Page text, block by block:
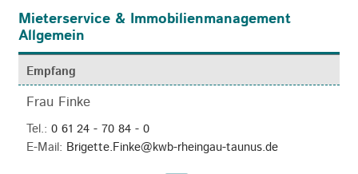
Mieterservice & Immobilienmanagement
Allgemein
Empfang
Frau Finke
Tel.: 0 61 24 - 70 84 - 0
E-Mail: Brigette.Finke@kwb-rheingau-taunus.de